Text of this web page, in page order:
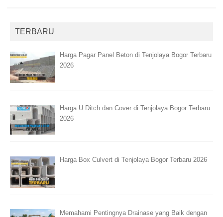
TERBARU
Harga Pagar Panel Beton di Tenjolaya Bogor Terbaru
2026
Harga U Ditch dan Cover di Tenjolaya Bogor Terbaru
2026
Harga Box Culvert di Tenjolaya Bogor Terbaru 2026
Memahami Pentingnya Drainase yang Baik dengan